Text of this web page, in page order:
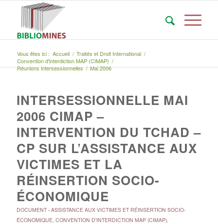
Vous êtes ici : Accueil / Traités et Droit International /
Convention d'interdiction MAP (CIMAP) /
Réunions intersessionnelles / Mai 2006
INTERSESSIONNELLE MAI
2006 CIMAP –
INTERVENTION DU TCHAD –
CP SUR L’ASSISTANCE AUX
VICTIMES ET LA
RÉINSERTION SOCIO-
ÉCONOMIQUE
DOCUMENT- ASSISTANCE AUX VICTIMES ET RÉINSERTION SOCIO-
ÉCONOMIQUE, CONVENTION D'INTERDICTION MAP (CIMAP),